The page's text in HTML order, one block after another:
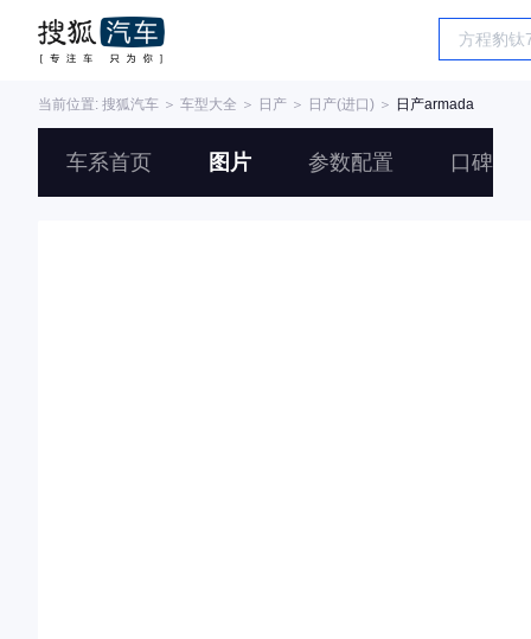
当前位置: 搜狐汽车 ＞ 车型大全 ＞ 日产 ＞ 日产(进口) ＞ 日产armada
车系首页 图片 参数配置 口碑